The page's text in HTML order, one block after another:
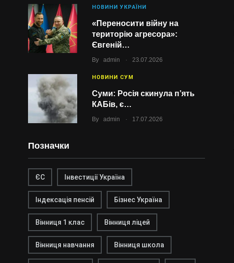
НОВИНИ УКРАЇНИ
«Переносити війну на
територію агресора»:
Євгеній…
By admin . 23.07.2026
НОВИНИ СУМ
Суми: Росія скинула п’ять
КАБів, є…
By admin . 17.07.2026
Позначки
ЄС Інвестиції Україна
Індексація пенсій Бізнес Україна
Вінниця 1 клас Вінниця ліцей
Вінниця навчання Вінниця школа